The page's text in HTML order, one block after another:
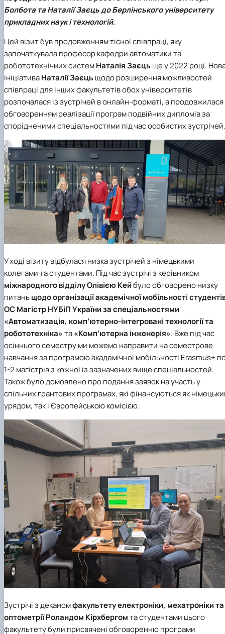
Міжнародна кредитна мобільність освітніх
програм
"Автоматизація, комп’ютерно-інтегровані
техн…
Інформація про вибіркові компоненти
Анкетування (ОПП Магістр "Автоматизація,
комп’ютерно-інтегровані технології та …
Буклет ОПП "Автоматизація, комп’ютерно-
інтегровані технології та робототехніка"
Інформація про вибіркові компоненти
(дисципліни)
Анкетування
АПК
Робототехнічні системи
БолботатаНаталії Заєцьдо Берлінського університету
прикладних наук і технологій.
Цей візит був продовженням тісної співпраці, яку
започаткувала професоркафедри автоматики та
робототехнічних системНаталія Заєць ще у 2022 році.
ініціативаНаталії Заєць щодо розширення можливостей
співпраці для інших факультетів обох університетів
розпочалася із зустрічей в онлайн-форматі, а продовжилася
обговоренням реалізації програм подвійних дипломів за
спорідненими спеціальностями під час особистих зустрічей.
У ході візиту відбулася низка зустрічей з німецькими
колегами та студентами. Під час зустрічі з керівником
міжнародного відділу Олівією Кейбуло обговорено низку
питаньщодо організації академічної мобільності
ОС МагістрНУБіП Українизаспеціальностями
«Автоматизація, комп’ютерно-інтегровані технології та
робототехніка»та«Комп’ютерна інженерія». Вже під час
осіннього семестру ми можемо направити на семестрове
навчання за програмою академічної мобільності Erasmus+
1-2 магістрів з кожної із зазначених вище спеціальностей.
Також було домовлено про подання заявок на участь у
спільних грантових програмах, які фінансуються як
урядом, так і Європейською комісією.
Зустрічі з деканомфакультету електроніки, мехатроніки та
оптометрії Роландом Кірхбергомта студентами цього
факультету були присвячені обговоренню програми